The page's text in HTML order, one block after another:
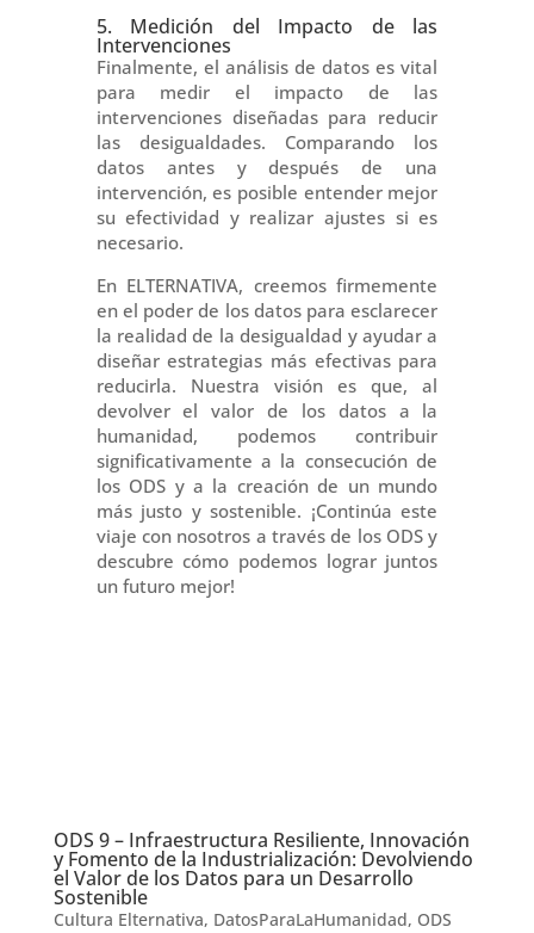
5. Medición del Impacto de las
Intervenciones
Finalmente, el análisis de datos es vital
para medir el impacto de las
intervenciones diseñadas para reducir
las desigualdades. Comparando los
datos antes y después de una
intervención, es posible entender mejor
su efectividad y realizar ajustes si es
necesario.
En ELTERNATIVA, creemos firmemente
en el poder de los datos para esclarecer
la realidad de la desigualdad y ayudar a
diseñar estrategias más efectivas para
reducirla. Nuestra visión es que, al
devolver el valor de los datos a la
humanidad, podemos contribuir
significativamente a la consecución de
los ODS y a la creación de un mundo
más justo y sostenible. ¡Continúa este
viaje con nosotros a través de los ODS y
descubre cómo podemos lograr juntos
un futuro mejor!
ODS 9 – Infraestructura Resiliente, Innovación
y Fomento de la Industrialización: Devolviendo
el Valor de los Datos para un Desarrollo
Sostenible
Cultura Elternativa, DatosParaLaHumanidad, ODS